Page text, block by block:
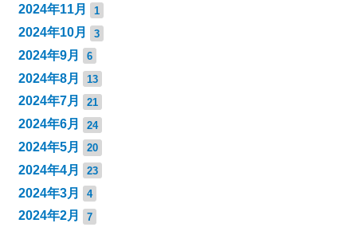
2024年11月 1
2024年10月 3
2024年9月 6
2024年8月 13
2024年7月 21
2024年6月 24
2024年5月 20
2024年4月 23
2024年3月 4
2024年2月 7